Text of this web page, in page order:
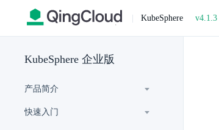
| KubeSphere v4.1.3
KubeSphere 企业版
产品简介
快速入门